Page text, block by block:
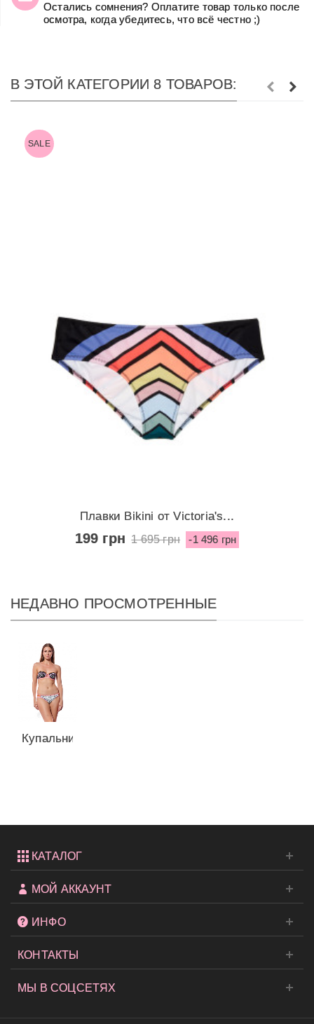
Остались сомнения? Оплатите товар только после
осмотра, когда убедитесь, что всё честно ;)
В ЭТОЙ КАТЕГОРИИ 8 ТОВАРОВ:
SALE
Плавки Bikini от Victoria's...
199 грн 1 695 грн -1 496 грн
НЕДАВНО ПРОСМОТРЕННЫЕ
Купальник
КАТАЛОГ
МОЙ АККАУНТ
ИНФО
КОНТАКТЫ
МЫ В СОЦСЕТЯХ